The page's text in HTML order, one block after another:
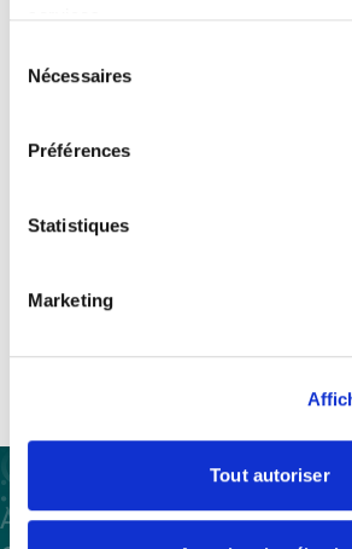
Nécessaires
Préférences
Statistiques
Marketing
Tout autoriser
Adhérez au
poursuivre
À proposAssistance et